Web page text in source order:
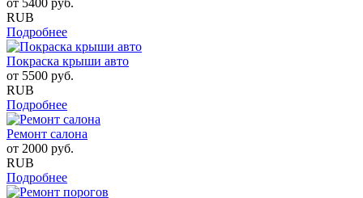
от 5400 руб.
RUB
Подробнее
Покраска крыши авто
от 5500 руб.
RUB
Подробнее
Ремонт салона
от 2000 руб.
RUB
Подробнее